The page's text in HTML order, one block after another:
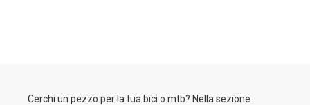
Cerchi un pezzo per la tua bici o mtb? Nella sezione